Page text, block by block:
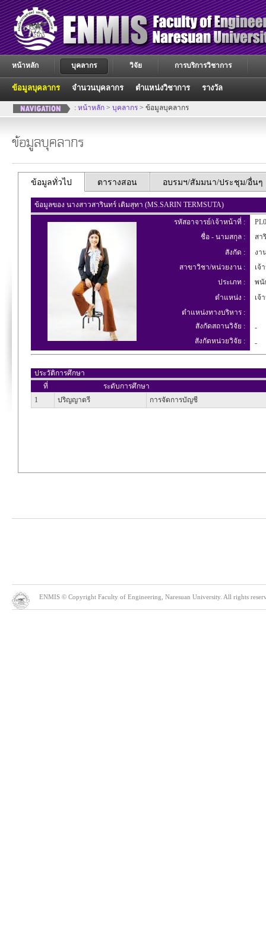
หน้าหลัก บุคลากร
ข้อมูลบุคลากร จำนวนบุคลากร ตำแหน่งวิชาการ รางวัล
วิจัย การบริการวิชาการ
: หน้าหลัก > บุคลากร > ข้อมูลบุคลากร
ข้อมูลบุคลากร
ข้อมูลทั่วไป ตารางสอน อบรมฯ/สัมมนา/ประชุม/อื่นๆ
ข้อมูลของ นางสาวสารินทร์ เติมสุทา (MS.SARIN TERMSUTA)
รหัสอาจารย์/เจ้าหน้าที่ :
ชื่อ - นามสกุล :
สา
สังกัด :
งา
สาขาวิชา/หน่วยงาน :
เจ้
ประเภท :
พนั
ตำแหน่ง :
เจ้
ตำแหน่งทางบริหาร :
สังกัดสถานวิจัย :
-
สังกัดหน่วยวิจัย :
-
ประวัติการศึกษา
ที่
ระดับการศึกษา
1
ปริญญาตรี การจัดการบัญชี
ENMIS © Copyright Faculty of Engineering, Naresuan University. All rights